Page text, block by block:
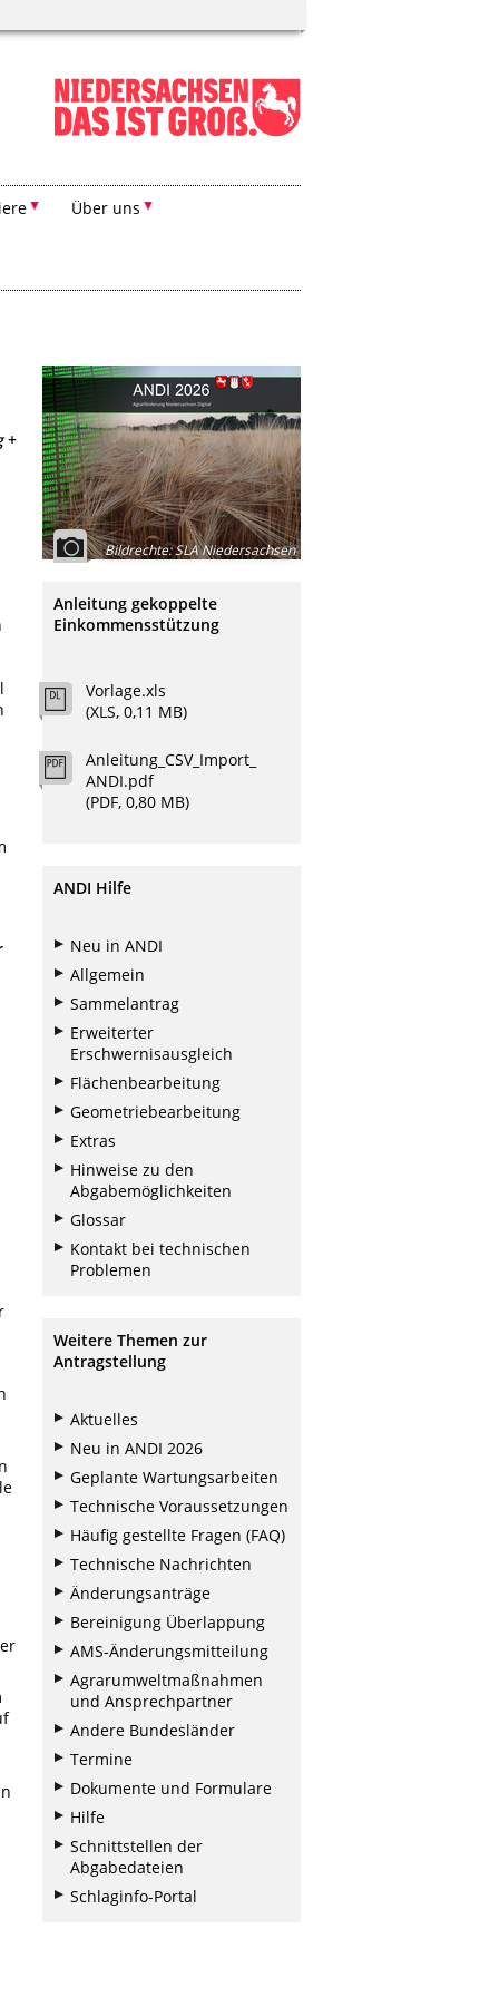
Über uns
+
Bildrechte:SLA Niedersachsen
Anleitung gekoppelte
Einkommensstützung
Vorlage.xls
(XLS, 0,11 MB)
Anleitung_CSV_Import_
ANDI.pdf
(PDF, 0,80 MB)
ANDI Hilfe
Neu in ANDI
Allgemein
Sammelantrag
Erweiterter
Erschwernisausgleich
Flächenbearbeitung
Geometriebearbeitung
Extras
Hinweise zu den
Abgabemöglichkeiten
Glossar
Kontakt bei technischen
Problemen
Weitere Themen zur
Antragstellung
Aktuelles
Neu in ANDI 2026
Geplante Wartungsarbeiten
Technische Voraussetzungen
Häufig gestellte Fragen (FAQ)
Technische Nachrichten
Änderungsanträge
Bereinigung Überlappung
AMS-Änderungsmitteilung
Agrarumweltmaßnahmen
und Ansprechpartner
Andere Bundesländer
Termine
Dokumente und Formulare
Hilfe
Schnittstellen der
Abgabedateien
Schlaginfo-Portal